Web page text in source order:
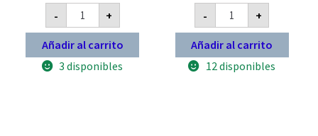
-
CDI
competicion
para
moto
maximo
avance
2378
+
Añadir al carrito
3 disponibles
-
CDI
Moto
110
a
150
de
+
Añadir al carrito
12 disponibles